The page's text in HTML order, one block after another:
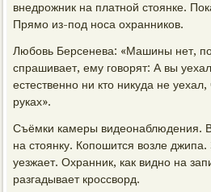
внедрожник на платной стоянке.
Прямо из-под носа охранников.
Любовь Берсенева: «Машины нет,
спрашивает, ему говорят: А вы
естественно ни кто никуда не
руках».
Съёмки камеры видеонаблюдения.
на стоянку. Копошится возле
уезжает. Охранник, как видно на
разгадывает кроссворд.